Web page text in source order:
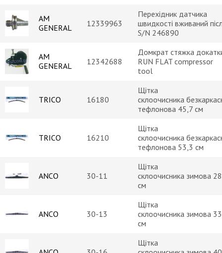
AM
GENERAL
12339963
Перехідник датчика
швидкості вживаний
S/N 246890
AM
GENERAL
12342688
Домкрат стяжка
RUN FLAT compressor
tool
TRICO 16180
Щітка
склоочисника
тефлонова 45,7 см
TRICO 16210
Щітка
склоочисника
тефлонова 53,3 см
ANCO 30-11
Щітка
склоочисника зимова 28
см
ANCO 30-13
Щітка
склоочисника зимова 33
см
Щітка